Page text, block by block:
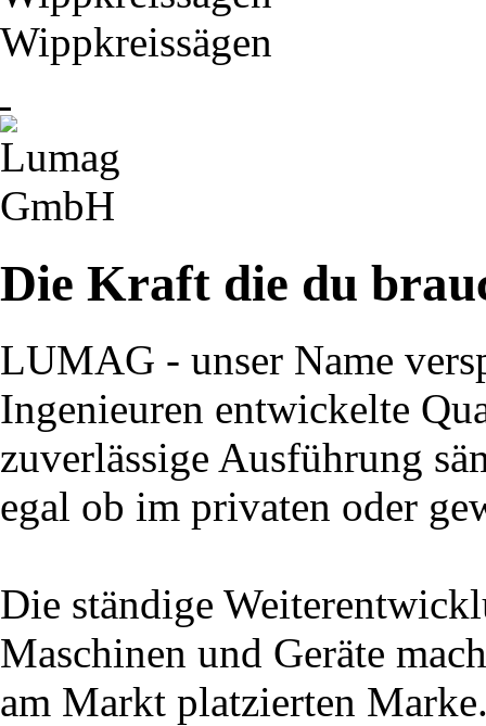
Wippkreissägen
Die Kraft die du
LUMAG - unser Name
Ingenieuren entwickelte
zuverlässige Ausführung
egal ob im privaten oder
Die ständige
Maschinen und Geräte
am Markt platzierten